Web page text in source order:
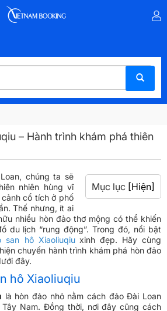
– Hành trình khám phá thiên
Mục lục [Hiện]
chúng ta sẽ
nhiên hùng vĩ
cổ tích ở phố
Thế nhưng, ít ai
nhiều hòn đảo thơ mộng có thể khiến
du lịch “rung động”. Trong đó, nổi bật
san hô Xiaoliuqiu xinh đẹp. Hãy cùng
chuyến hành trình khám phá hòn đảo
đây.
hô Xiaoliuqiu
là hòn đảo nhỏ nằm cách đảo Đài Loan
Nam. Đồng thời, nơi đây cũng cách